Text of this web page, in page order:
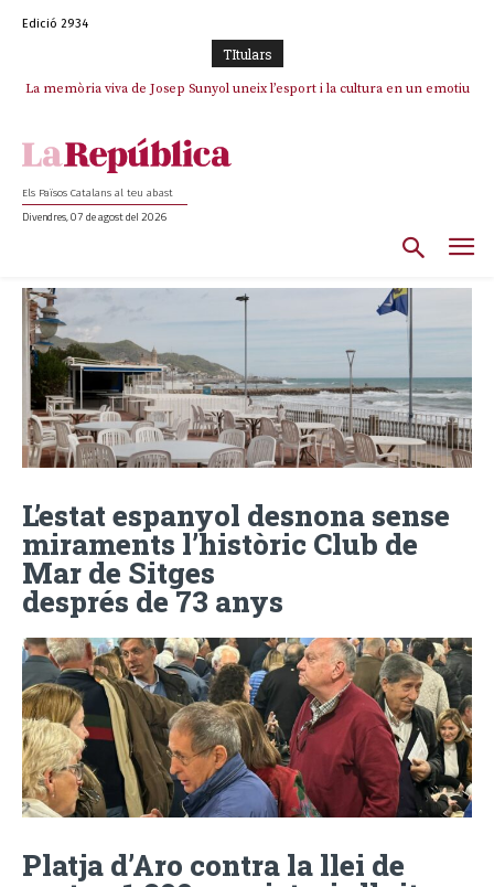
Edició 2934
TItulars
La memòria viva de Josep Sunyol uneix l’esport i la cultura en un emotiu
Els Països Catalans al teu abast
Divendres, 07 de agost del 2026
L’estat espanyol desnona sense
miraments l’històric Club de
Mar de Sitges
després de 73 anys
Platja d’Aro contra la llei de